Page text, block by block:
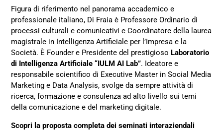
Figura di riferimento nel panorama accademico e
professionale italiano, Di Fraia è Professore Ordinario di
processi culturali e comunicativi e Coordinatore della laurea
magistrale in Intelligenza Artificiale per l’Impresa e la
Società. È Founder e Presidente del prestigioso Laboratorio
di Intelligenza Artificiale “IULM AI Lab”. Ideatore e
responsabile scientifico di Executive Master in Social Media
Marketing e Data Analysis, svolge da sempre attività di
ricerca, formazione e consulenza ad alto livello sui temi
della comunicazione e del marketing digitale.
Scopri la proposta completa dei seminati interaziendali